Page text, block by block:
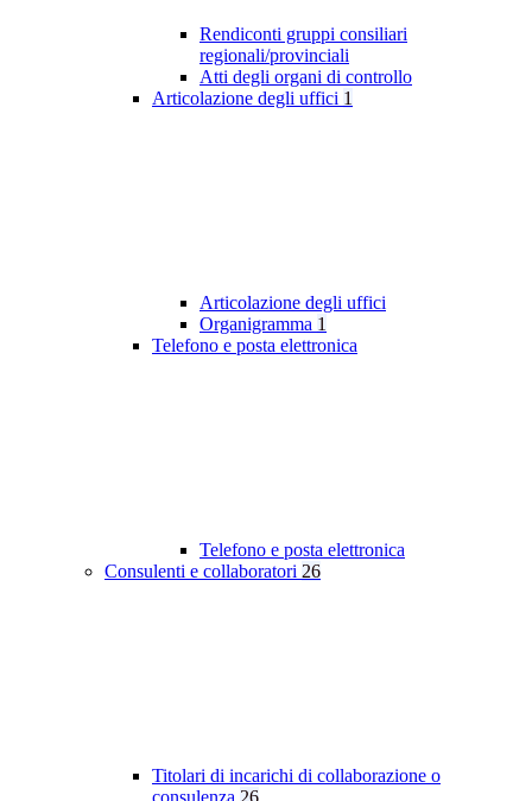
Rendiconti gruppi consiliari
regionali/provinciali
Atti degli organi di controllo
Articolazione degli uffici 1
Articolazione degli uffici
Organigramma 1
Telefono e posta elettronica
Telefono e posta elettronica
Consulenti e collaboratori 26
Titolari di incarichi di collaborazione o